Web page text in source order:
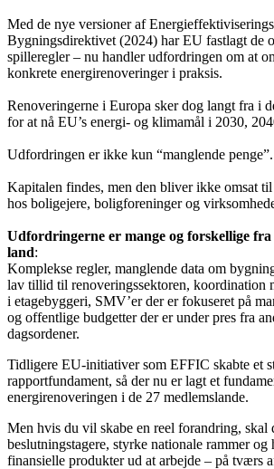
Med de nye versioner af
Bygningsdirektivet (2024) har EU fastlagt de
spilleregler – nu handler udfordringen om at
konkrete energirenoveringer i praksis.
Renoveringerne i Europa sker dog langt fra i
for at nå EU’s energi- og klimamål i 2030,
Udfordringen er ikke kun “manglende penge”.
Kapitalen findes, men den bliver ikke omsat
hos boligejere, boligforeninger og
Udfordringerne er mange og forskellige
land:
Komplekse regler, manglende data om
lav tillid til renoveringssektoren, koordination
i etagebyggeri, SMV’er der er fokuseret på
og offentlige budgetter der er under pres fra
dagsordener.
Tidligere EU-initiativer som EFFIC skabte et
rapportfundament, så der nu er lagt et
energirenoveringen i de 27 medlemslande.
Men hvis du vil skabe en reel forandring, skal
beslutningstagere, styrke nationale rammer og
finansielle produkter ud at arbejde – på tværs